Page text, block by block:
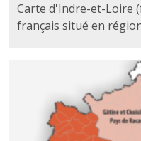
Carte d'Indre-et-Loire
français situé en